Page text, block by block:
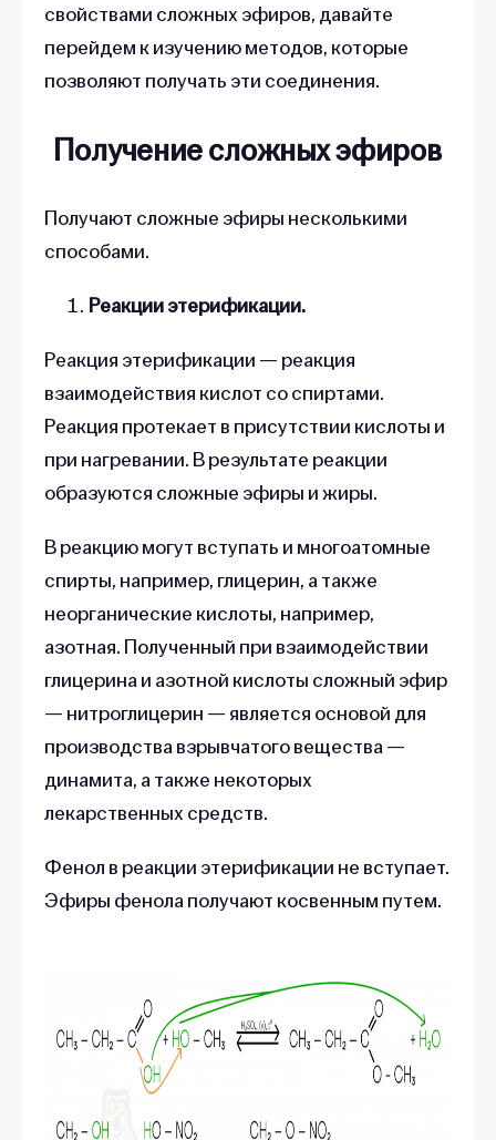
свойствами сложных эфиров, давайте
перейдем к изучению методов, которые
позволяют получать эти соединения.
Получение сложных эфиров
Получают сложные эфиры несколькими
способами.
Реакции этерификации.
Реакция этерификации — реакция
взаимодействия кислот со спиртами.
Реакция протекает в присутствии кислоты и
при нагревании. В результате реакции
образуются сложные эфиры и жиры.
В реакцию могут вступать и многоатомные
спирты, например, глицерин, а также
неорганические кислоты, например,
азотная. Полученный при взаимодействии
глицерина и азотной кислоты сложный эфир
— нитроглицерин — является основой для
производства взрывчатого вещества —
динамита, а также некоторых
лекарственных средств.
Фенол в реакции этерификации не вступает.
Эфиры фенола получают косвенным путем.